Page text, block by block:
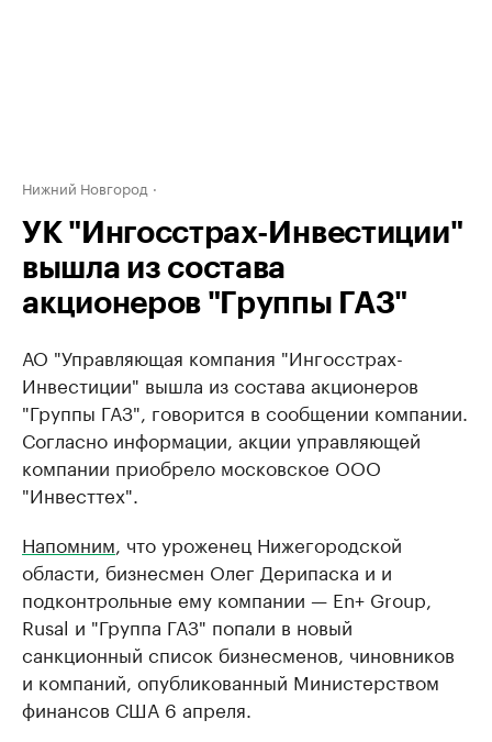
Нижний Новгород
УК "Ингосстрах-Инвестиции"
вышла из состава
акционеров "Группы ГАЗ"
АО "Управляющая компания "Ингосстрах-
Инвестиции" вышла из состава акционеров
"Группы ГАЗ", говорится в сообщении компании.
Согласно информации, акции управляющей
компании приобрело московское ООО
"Инвесттех".
Напомним , что уроженец Нижегородской
области, бизнесмен Олег Дерипаска и и
подконтрольные ему компании — En+ Group,
Rusal и "Группа ГАЗ" попали в новый
санкционный список бизнесменов, чиновников
и компаний, опубликованный Министерством
финансов США 6 апреля.